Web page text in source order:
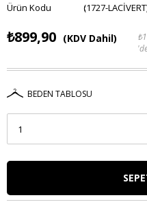
(1727-
₺899,90 (KDV Dahil)
BEDEN TABLOSU